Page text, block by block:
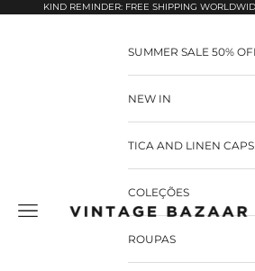
Pular para o conteúdo
KIND REMINDER: FREE SHIPPING
Vintage Bazaar
SUMMER SALE 50%
NEW IN
TICA AND LINEN
COLEÇÕES
ROUPAS